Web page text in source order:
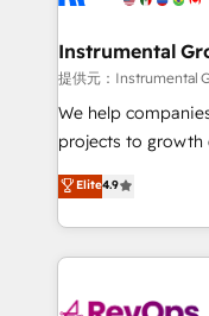
explore whether
Premier Partner
Won HubSpot
HubSpot Rising Star Why us? Harnessing the
potential of the
HubSpot
Hourly-fee
requirement).
Instrumental
提供元：Instrumental
We help
projects to growth
Hire an agency
HubSpot and
team to simplify
experience for
Elite4.9